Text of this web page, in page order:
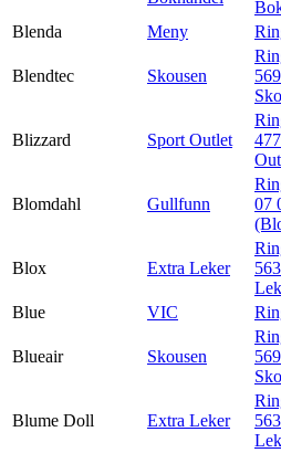
Blenda
Meny
Blendtec Skousen
Blizzard Sport Outlet
Blomdahl Gullfunn
07
Blox Extra Leker
Blue
VIC
Blueair Skousen
Blume Doll Extra Leker